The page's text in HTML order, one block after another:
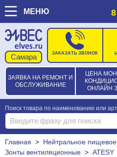
МЕНЮ
ЗАЯВКА НА РЕМОНТ И
ОБСЛУЖИВАНИЕ
ЦЕНА
ОНЛАЙН
ЗАКАЗАТЬ ЗВОНОК
Поиск товара по наименованию или
Главная > Нейтральное
Зонты вентиляционные > ATESY